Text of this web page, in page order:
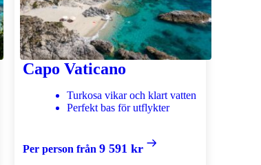
Capo Vaticano
Turkosa vikar och klart vatten
Perfekt bas för utflykter
Per person från 9 591 kr